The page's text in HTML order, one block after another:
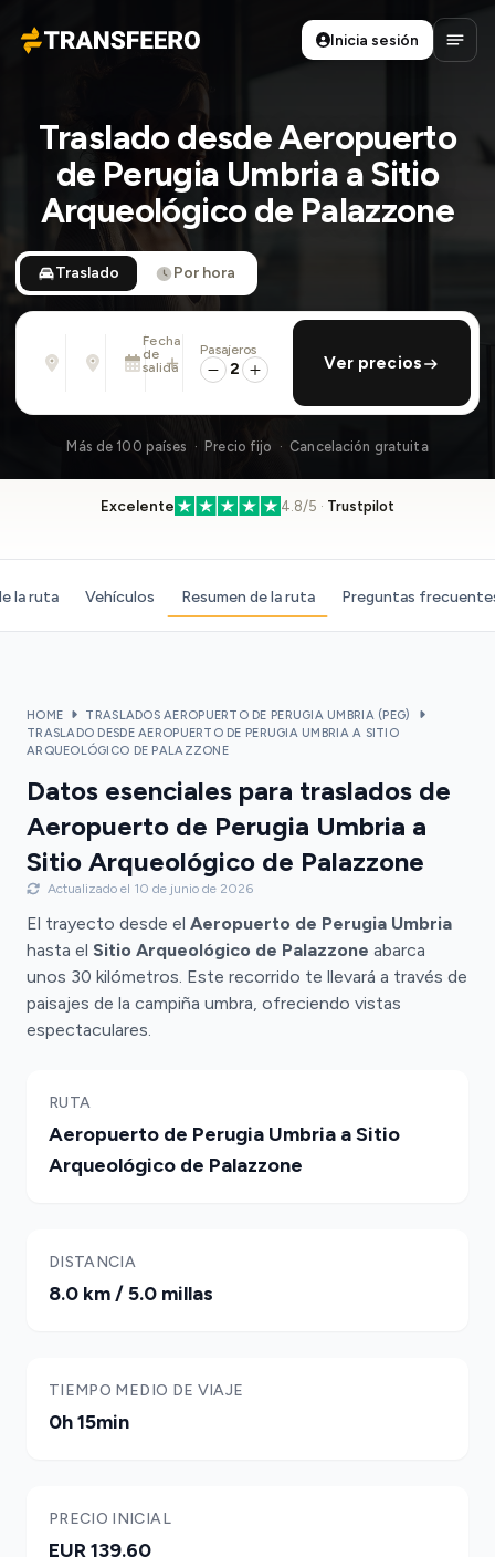
Transfeero
Inicia sesión
Abrir
Traslado desde Aeropuerto
de Perugia Umbria a Sitio
Arqueológico de Palazzone
Traslado Por hora
Desde
Dirección, aeropuerto, hotel, ...
Hasta
Dirección, aeropuerto, hotel, ...
Fecha
de
salida
Mar., 11 Ago. · 13:45
añadir regreso
Pasajeros
2 Ver precios
Más de 100 países · Precio fijo · Cancelación gratuita
Excelente 4.8/5 · Trustpilot
la ruta Vehículos Resumen de la ruta Preguntas
HOME
TRASLADOS AEROPUERTO DE PERUGIA UMBRIA (PEG)
TRASLADO DESDE AEROPUERTO DE PERUGIA UMBRIA A SITIO
ARQUEOLÓGICO DE PALAZZONE
Datos esenciales para traslados de
Aeropuerto de Perugia Umbria a
Sitio Arqueológico de Palazzone
Actualizado el 10 de junio de 2026
El trayecto desde el Aeropuerto de Perugia Umbria
hasta el Sitio Arqueológico de Palazzone abarca
unos 30 kilómetros. Este recorrido te llevará a través de
paisajes de la campiña umbra, ofreciendo vistas
espectaculares.
RUTA
Aeropuerto de Perugia Umbria a Sitio
Arqueológico de Palazzone
DISTANCIA
8.0 km / 5.0 millas
TIEMPO MEDIO DE VIAJE
0h 15min
PRECIO INICIAL
EUR 139.60